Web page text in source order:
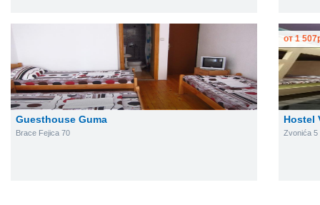
Guesthouse Guma
Brace Fejica 70
Hostel
Zvonića 5
от 1 507